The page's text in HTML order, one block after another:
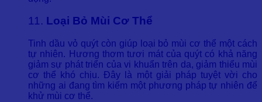
11. Loại Bỏ Mùi Cơ Thể
Tinh dầu vỏ quýt còn giúp loại bỏ mùi cơ thể một cách
tự nhiên. Hương thơm tươi mát của quýt có khả năng
giảm sự phát triển của vi khuẩn trên da, giảm thiểu mùi
cơ thể khó chịu. Đây là một giải pháp tuyệt vời cho
những ai đang tìm kiếm một phương pháp tự nhiên để
khử mùi cơ thể.